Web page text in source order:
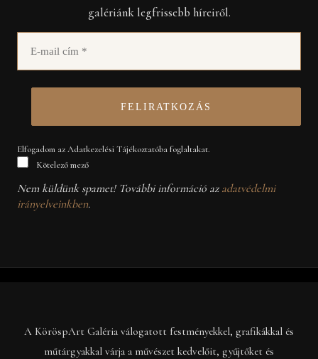
galériánk legfrissebb híreiről.
Elfogadom az Adatkezelési Tájékoztatóba foglaltakat.
Kötelező mező
Nem küldünk spamet! További információ az adatvédelmi
irányelveinkben.
A KöröspArt Galéria válogatott festményekkel, grafikákkal és
műtárgyakkal várja a művészet kedvelőit, gyűjtőket és